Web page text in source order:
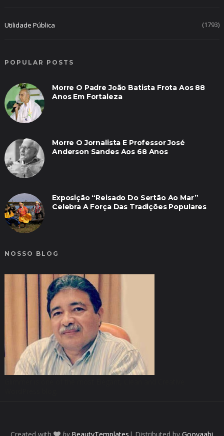
Utilidade Pública (1793)
POPULAR POSTS
Morre O Padre João Batista Frota Aos 88
Anos Em Fortaleza
Morre O Jornalista E Professor José
Anderson Sandes Aos 68 Anos
Exposição “Reisado Do Sertão Ao Mar”
Celebra A Força Das Tradições Populares
NOSSO BLOG